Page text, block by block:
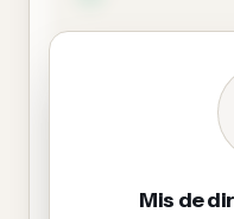
Mis de